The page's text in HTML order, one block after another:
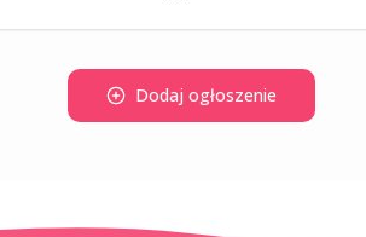
Dodaj ogłoszenie